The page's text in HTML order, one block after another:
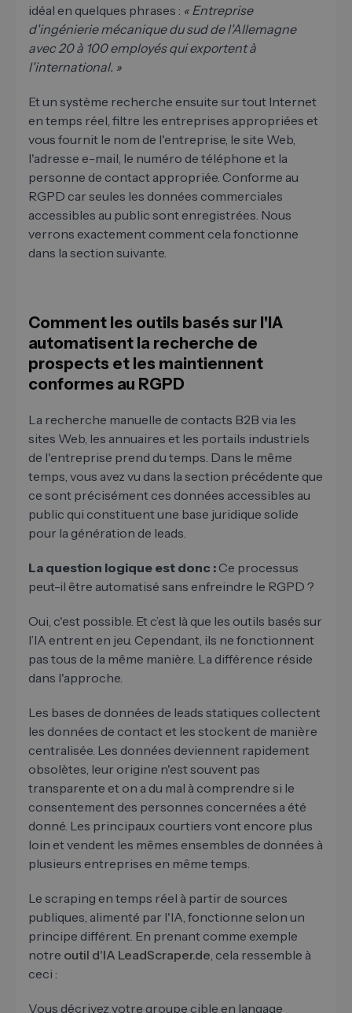
idéal en quelques phrases : « Entreprise
d'ingénierie mécanique du sud de l'Allemagne
avec 20 à 100 employés qui exportent à
l'international. »
Et un système recherche ensuite sur tout Internet
en temps réel, filtre les entreprises appropriées et
vous fournit le nom de l'entreprise, le site Web,
l'adresse e-mail, le numéro de téléphone et la
personne de contact appropriée. Conforme au
RGPD car seules les données commerciales
accessibles au public sont enregistrées. Nous
verrons exactement comment cela fonctionne
dans la section suivante.
Comment les outils basés sur l'IA
automatisent la recherche de
prospects et les maintiennent
conformes au RGPD
La recherche manuelle de contacts B2B via les
sites Web, les annuaires et les portails industriels
de l'entreprise prend du temps. Dans le même
temps, vous avez vu dans la section précédente que
ce sont précisément ces données accessibles au
public qui constituent une base juridique solide
pour la génération de leads.
La question logique est donc :Ce processus
peut-il être automatisé sans enfreindre le RGPD ?
Oui, c'est possible. Et c’est là que les outils basés sur
l’IA entrent en jeu. Cependant, ils ne fonctionnent
pas tous de la même manière. La différence réside
dans l'approche.
Les bases de données de leads statiques collectent
les données de contact et les stockent de manière
centralisée. Les données deviennent rapidement
obsolètes, leur origine n'est souvent pas
transparente et on a du mal à comprendre si le
consentement des personnes concernées a été
donné. Les principaux courtiers vont encore plus
loin et vendent les mêmes ensembles de données à
plusieurs entreprises en même temps.
Le scraping en temps réel à partir de sources
publiques, alimenté par l'IA, fonctionne selon un
principe différent. En prenant comme exemple
notre outil d'IA LeadScraper.de , cela ressemble à
ceci :
Vous décrivez votre groupe cible en langage